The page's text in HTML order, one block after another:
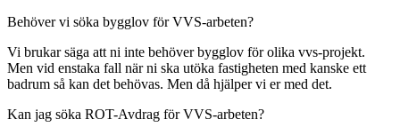
Behöver vi söka bygglov för VVS-arbeten?
Vi brukar säga att ni inte behöver bygglov för olika vvs-projekt.
Men vid enstaka fall när ni ska utöka fastigheten med kanske ett
badrum så kan det behövas. Men då hjälper vi er med det.
Kan jag söka ROT-Avdrag för VVS-arbeten?